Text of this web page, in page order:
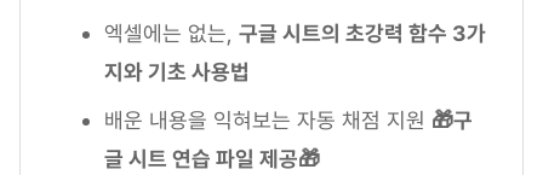
엑셀에는 없는, 구글 시트의 초강력 함수 3가
지와 기초 사용법
배운 내용을 익혀보는 자동 채점 지원 🎁구
글 시트 연습 파일 제공🎁